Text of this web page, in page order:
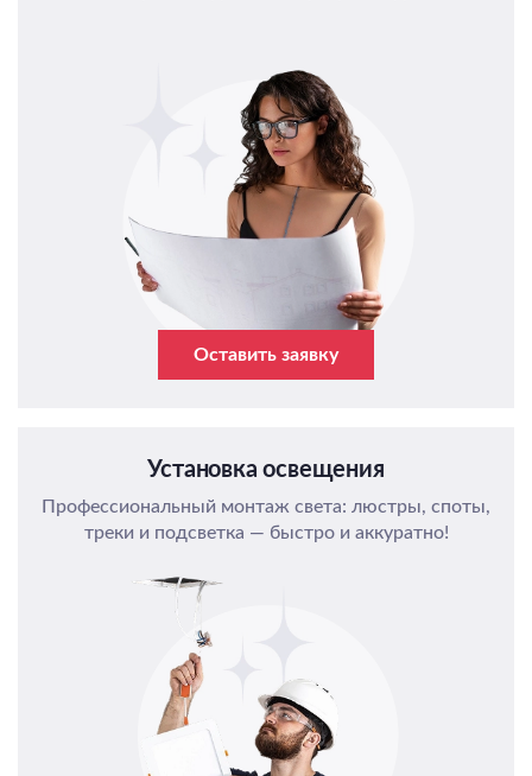
Оставить заявку
Установка освещения
Профессиональный монтаж света: люстры, споты,
треки и подсветка — быстро и аккуратно!